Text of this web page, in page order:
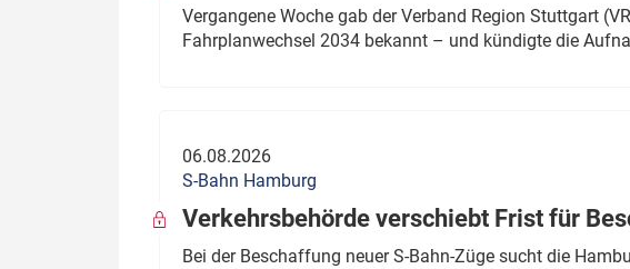
Vergangene Woche gab der Verband Region Stuttgart
Fahrplanwechsel 2034 bekannt – und kündigte die
06.08.2026
S-Bahn Hamburg
Verkehrsbehörde verschiebt Frist für
Bei der Beschaffung neuer S-Bahn-Züge sucht die